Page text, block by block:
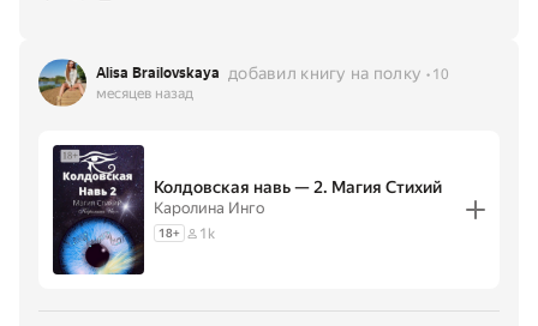
Alisa Brailovskaya добавил книгу на полку
10
месяцев назад
Колдовская навь — 2. Магия Стихий
Каролина Инго
18+ 1k